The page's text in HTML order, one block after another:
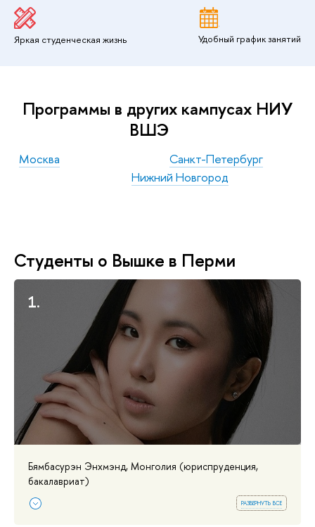
Яркая студенческая жизнь Удобный график занятий
Программы в других кампусах НИУ
ВШЭ
Москва
Санкт-Петербург
Нижний Новгород
Студенты о Вышке в Перми
1.
Бямбасурэн Энхмэнд, Монголия (юриспруденция,
бакалавриат)
развернуть все